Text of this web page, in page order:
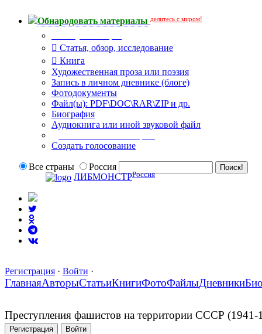
Обнародовать материалы делитесь с миром!
Статья, обзор, исследование
Книга
Художественная проза или поэзия
Запись в личном дневнике (блоге)
Фотодокументы
Файл(ы): PDF\DOC\RAR\ZIP и др.
Биография
Аудиокнига или иной звуковой файл
Создать голосование
Все страны
Россия
ЛИБМОНСТРРоссия
Регистрация · Войти ·
ГлавнаяАвторыСтатьиКнигиФотоФайлыДневники
Преступления фашистов на территории СССР (1941-
Регистрация Войти